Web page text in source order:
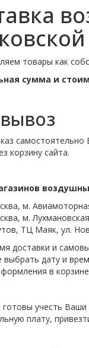
товары как
сумма и
корзину сайта.
м.
м.
ТЦ Маяк, ул.
доставки и
дату и
в
учесть
плату,